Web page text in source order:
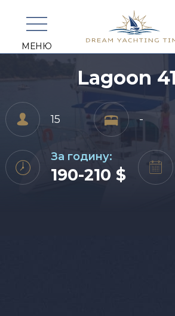
МЕНЮ
Lagoon
15 -
За годину:
190-210 $